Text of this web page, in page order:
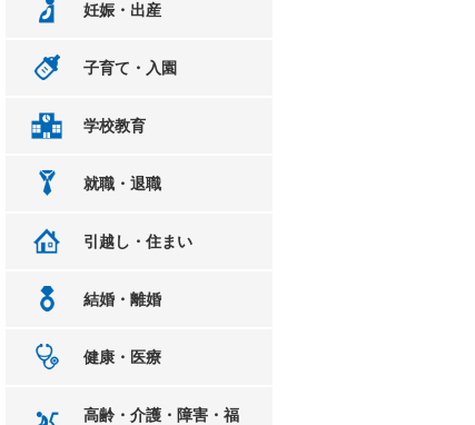
妊娠・出産
子育て・入園
学校教育
就職・退職
引越し・住まい
結婚・離婚
健康・医療
高齢・介護・障害・福